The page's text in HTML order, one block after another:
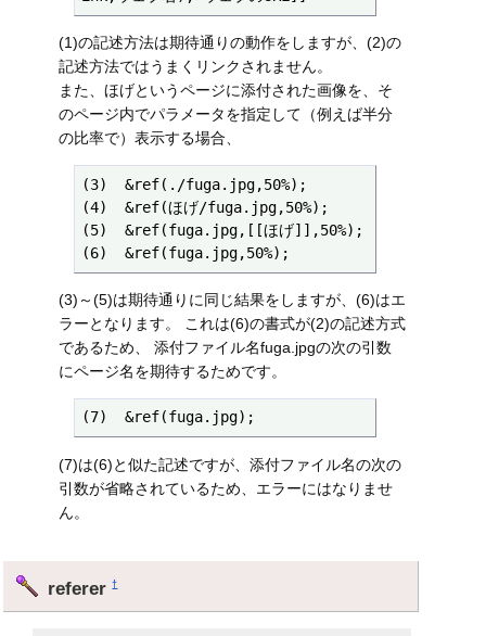
(1)の記述方法は期待通りの動作をしますが、(2)の
記述方法ではうまくリンクされません。
また、ほげというページに添付された画像を、そ
のページ内でパラメータを指定して（例えば半分
の比率で）表示する場合、
(3)  &ref(./fuga.jpg,50%);
(4)  &ref(ほげ/fuga.jpg,50%);
(5)  &ref(fuga.jpg,[[ほげ]],50%);
(6)  &ref(fuga.jpg,50%);
(3)～(5)は期待通りに同じ結果をしますが、(6)はエ
ラーとなります。 これは(6)の書式が(2)の記述方式
であるため、 添付ファイル名fuga.jpgの次の引数
にページ名を期待するためです。
(7)  &ref(fuga.jpg);
(7)は(6)と似た記述ですが、添付ファイル名の次の
引数が省略されているため、エラーにはなりませ
ん。
referer†